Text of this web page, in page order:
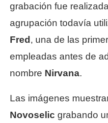
grabación fue
agrupación todavía
Fred, una de las
empleadas antes de
nombre Nirvana.
Las imágenes
Novoselic grabando